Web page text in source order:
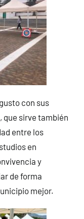
con sus
que sirve también
entre los
en
y
de forma
mejor.